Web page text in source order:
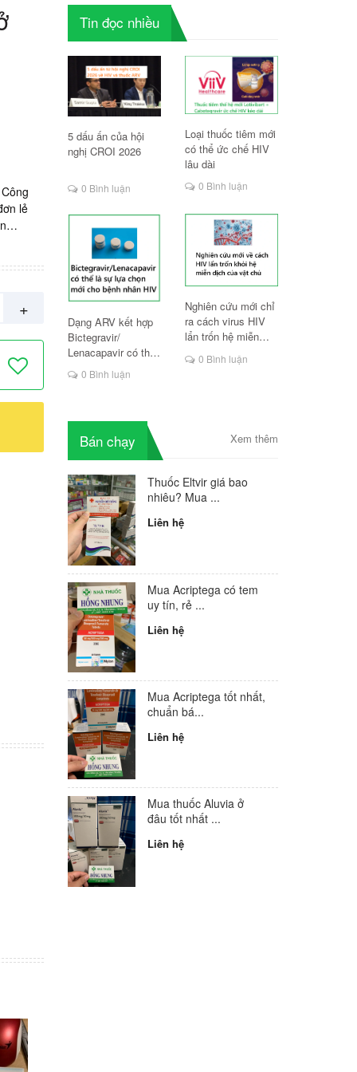
lẻ
+
Tin đọc nhiều
5 dấu ấn của hội
nghị CROI 2026
0 Bình luận
Loại thuốc tiêm mới
có thể ức chế HIV
lâu dài
0 Bình luận
Dạng ARV kết hợp
Bictegravir/
Lenacapavir có thể
là lựa chọn mới cho
người HIV
0 Bình luận
Nghiên cứu mới chỉ
ra cách virus HIV
lẩn trốn hệ miễn
0 Bình luận
Bán chạy Xem thêm
Thuốc Eltvir giá bao
nhiêu? Mua ...
Liên hệ
Mua Acriptega có tem
uy tín, rẻ ...
Liên hệ
Mua Acriptega tốt nhất,
chuẩn bá...
Liên hệ
Mua thuốc Aluvia ở
đâu tốt nhất ...
Liên hệ